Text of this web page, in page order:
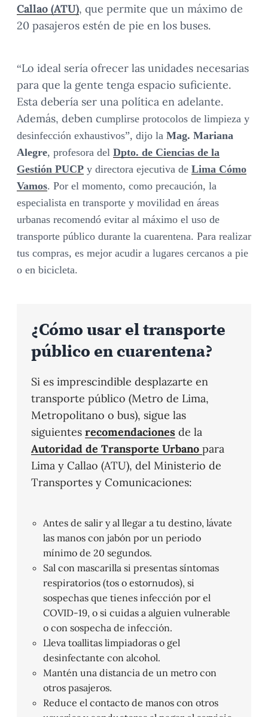
Callao (ATU), que permite que un máximo de
20 pasajeros estén de pie en los buses.
“Lo ideal sería ofrecer las unidades necesarias
para que la gente tenga espacio suficiente.
Esta debería ser una política en adelante.
Además, deben cumplirse protocolos de limpieza y
desinfección exhaustivos”, dijo la Mag. Mariana
Alegre, profesora del Dpto. de Ciencias de la
Gestión PUCP y directora ejecutiva de Lima Cómo
Vamos. Por el momento, como precaución, la
especialista en transporte y movilidad en áreas
urbanas recomendó evitar al máximo el uso de
transporte público durante la cuarentena. Para realizar
tus compras, es mejor acudir a lugares cercanos a pie
o en bicicleta.
¿Cómo usar el transporte
público en cuarentena?
Si es imprescindible desplazarte en
transporte público (Metro de Lima,
Metropolitano o bus), sigue las
siguientes recomendaciones de la
Autoridad de Transporte Urbano para
Lima y Callao (ATU), del Ministerio de
Transportes y Comunicaciones:
Antes de salir y al llegar a tu destino, lávate
las manos con jabón por un periodo
mínimo de 20 segundos.
Sal con mascarilla si presentas síntomas
respiratorios (tos o estornudos), si
sospechas que tienes infección por el
COVID-19, o si cuidas a alguien vulnerable
o con sospecha de infección.
Lleva toallitas limpiadoras o gel
desinfectante con alcohol.
Mantén una distancia de un metro con
otros pasajeros.
Reduce el contacto de manos con otros